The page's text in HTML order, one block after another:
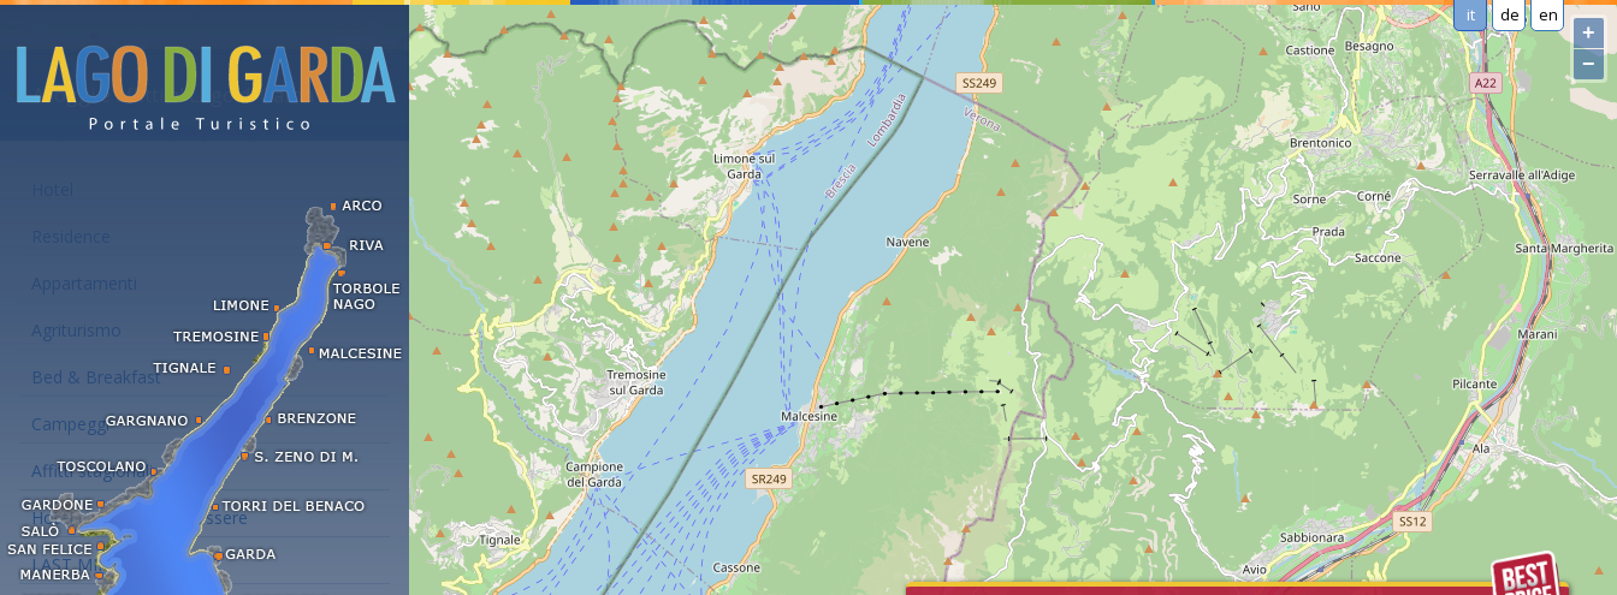
it de en
+
−
Alloggi e affitti al Lago di Garda
Appartamenti
Agriturismo
Bed & Breakfast
Campeggi
Affitti stagionali
Hotel con centro benessere
LAST MINUTE